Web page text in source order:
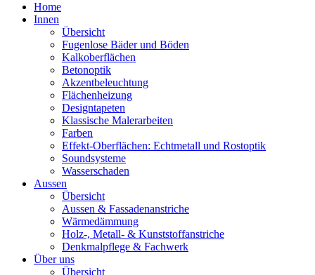
Home
Innen
Übersicht
Fugenlose Bäder und Böden
Kalkoberflächen
Betonoptik
Akzentbeleuchtung
Flächenheizung
Designtapeten
Klassische Malerarbeiten
Farben
Effekt-Oberflächen: Echtmetall und Rostoptik
Soundsysteme
Wasserschaden
Aussen
Übersicht
Aussen & Fassadenanstriche
Wärmedämmung
Holz-, Metall- & Kunststoffanstriche
Denkmalpflege & Fachwerk
Über uns
Übersicht